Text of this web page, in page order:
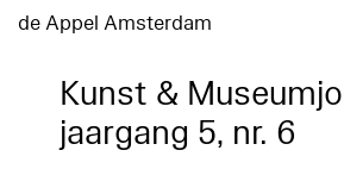
de Appel Amsterdam
Kunst &
jaargang 5, nr. 6